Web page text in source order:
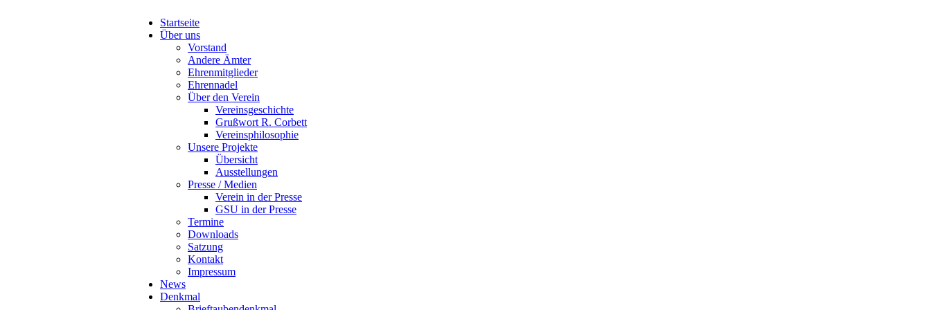
Startseite
Über uns
Vorstand
Andere Ämter
Ehrenmitglieder
Ehrennadel
Über den Verein
Vereinsgeschichte
Grußwort R. Corbett
Vereinsphilosophie
Unsere Projekte
Übersicht
Ausstellungen
Presse / Medien
Verein in der Presse
GSU in der Presse
Termine
Downloads
Satzung
Kontakt
Impressum
News
Denkmal